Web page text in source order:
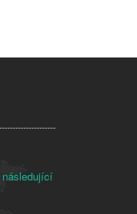
následující